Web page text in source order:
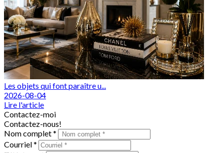
Les objets qui font paraître u...
2026-08-04
Lire l'article
Contactez-moi
Contactez-nous!
Nom complet *
Courriel *